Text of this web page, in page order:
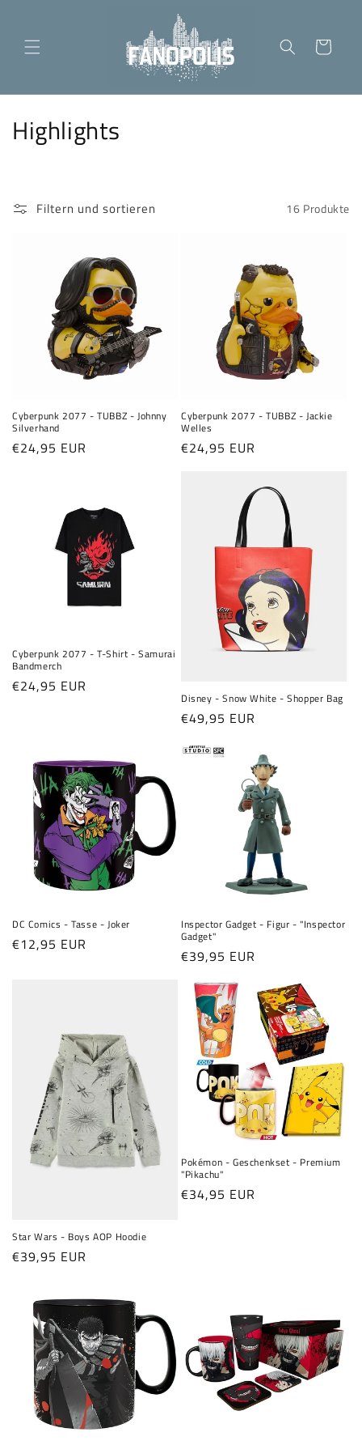
Warenkorb
K
e
:
Highlights
Filtern und sortieren 16 Produkte
Cyberpunk 2077 - TUBBZ - Johnny
Silverhand
Normaler
€24,95 EUR
Cyberpunk 2077 - TUBBZ - Jackie
Welles
Normaler
€24,95 EUR
Cyberpunk 2077 - T-Shirt - Samurai
Bandmerch
Normaler
€24,95 EUR
Disney - Snow White - Shopper Bag
Normaler
€49,95 EUR
DC Comics - Tasse - Joker
Normaler
€12,95 EUR
Inspector Gadget - Figur - "Inspector
Gadget"
Normaler
€39,95 EUR
Star Wars - Boys AOP Hoodie
Normaler
€39,95 EUR
Pokémon - Geschenkset - Premium
"Pikachu"
Normaler
€34,95 EUR